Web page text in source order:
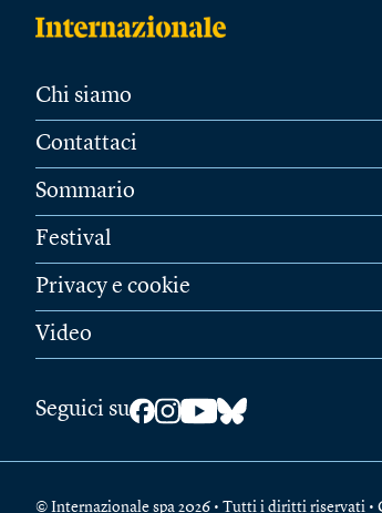
Chi siamo
Contattaci
Sommario
Festival
Privacy e cookie
Video
Seguici su
© Internazionale spa 2026 • Tutti i diritti riservati •